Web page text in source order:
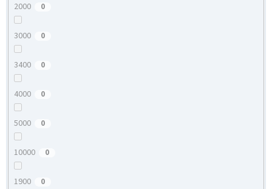
2000 0
3000 0
3400 0
4000 0
5000 0
10000 0
1900 0